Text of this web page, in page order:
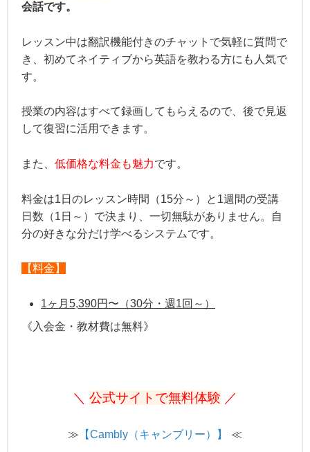
会話です。
レッスン中は翻訳機能付きのチャットで気軽に質問で
き、初めてネイティブから英語を教わる方にも人気で
す。
授業の内容はすべて録画してもらえるので、後で見返
して復習に活用できます。
また、 低価格な料金も魅力です。
料金は1日のレッスン時間（15分～）と1週間の受講
日数（1日～）で決まり、一切無駄がありません。自
分の好きな分だけ学べるシステムです。
【料金】
1ヶ月5,390円〜（30分・週1回～）
《入会金・教材費は無料》
＼ 公式サイトで無料体験 ／
≫ 【Cambly（キャンブリー）】 ≪